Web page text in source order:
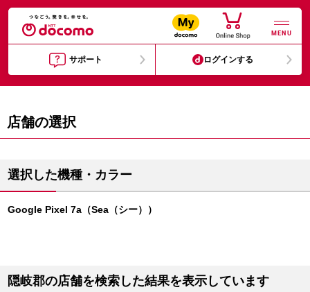
MENU
サポート ログインする
店舗の選択
選択した機種・カラー
Google Pixel 7a（Sea（シー））
隠岐郡の店舗を検索した結果を表示しています